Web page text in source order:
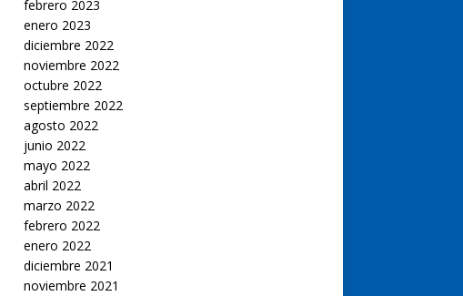
febrero 2023
enero 2023
diciembre 2022
noviembre 2022
octubre 2022
septiembre 2022
agosto 2022
junio 2022
mayo 2022
abril 2022
marzo 2022
febrero 2022
enero 2022
diciembre 2021
noviembre 2021